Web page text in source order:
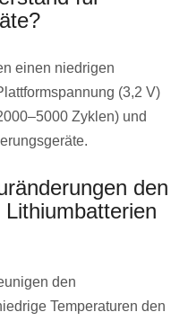
einen niedrigen
(3,2 V)
Zyklen) und
den
den
Temperaturen den